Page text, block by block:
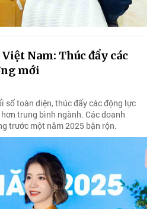
Nam: Thúc đẩy các
mới
số toàn diện, thúc đẩy các động lực
trung bình ngành. Các doanh
trước một năm 2025 bận rộn.